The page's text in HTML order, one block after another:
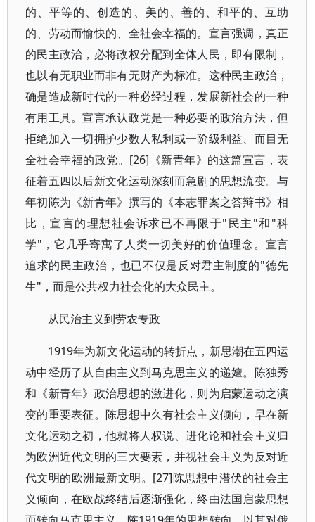
的、平等的、创造的、美的、善的、和平的、互助
的、劳动而愉快的、全社会幸福的。宣言强调，真正
的民主政治，必将政权分配到全体人民，即有限制，
也以有无职业而非有无财产为标准。这种民主政治，
确是造成新时代的一种必经过程，发展新社会的一种
有用工具。宣言承认政党是一种必要的政治方法，但
拒绝加入一切拥护少数人私利或一阶级利益、而目无
全社会幸福的政党。[26]《新青年》的这篇宣言，表
征着五四以后新文化运动深刻而急剧的思想流变。与
年初陈为《新青年》撰写的《本志罪案之答辩书》相
比，宣言的理想社会诉求已不再限于"民主"和"科
学"，它几乎寄寓了人类一切美好的价值理念。宣言
追求的民主政治，也已不仅是反对君主制度的"德先
生"，而是公共权力社会化的大众民主。
从民治主义到劳农专政
1919年为新文化运动的转折点，新思潮在五四运
动中经历了从自由主义到马克思主义的递嬗。陈独秀
和《新青年》政治思想的激进化，则为启蒙运动之演
变的重要表征。陈思想中久有社会主义倾向，早在新
文化运动之初，他就将人权说、进化论和社会主义归
为欧洲近代文明的三大要素，并视社会主义为反对近
代文明的欧洲最新文明。[27]陈思想中潜伏的社会主
义倾向，在欧战终结后逐渐强化，终由法国启蒙思想